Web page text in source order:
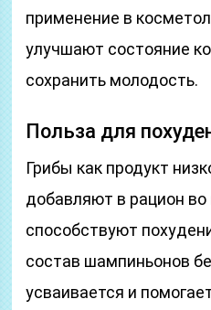
применение в
улучшают состояние
сохранить молодость.
Польза для
Грибы как продукт
добавляют в рацион
способствуют
состав шампиньонов
усваивается и